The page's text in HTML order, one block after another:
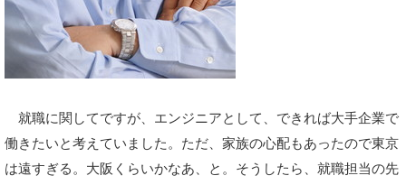
就職に関してですが、エンジニアとして、できれば大手企業で
働きたいと考えていました。ただ、家族の心配もあったので東京
は遠すぎる。大阪くらいかなあ、と。そうしたら、就職担当の先